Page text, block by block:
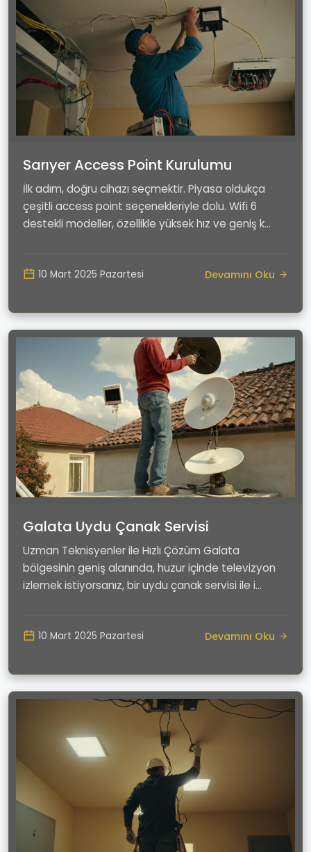
Sarıyer Access Point Kurulumu
İlk adım, doğru cihazı seçmektir. Piyasa oldukça
çeşitli access point seçenekleriyle dolu. Wifi 6
destekli modeller, özellikle yüksek hız ve geniş k...
10 Mart 2025 Pazartesi Devamını Oku
Galata Uydu Çanak Servisi
Uzman Teknisyenler ile Hızlı Çözüm Galata
bölgesinin geniş alanında, huzur içinde televizyon
izlemek istiyorsanız, bir uydu çanak servisi ile i...
10 Mart 2025 Pazartesi Devamını Oku